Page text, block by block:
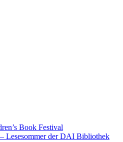
Book Festival
Lesesommer der DAI Bibliothek